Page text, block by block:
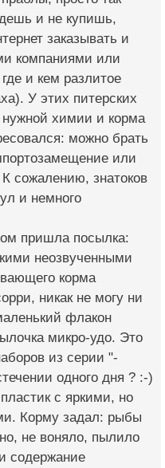
и не купишь,
заказывать и
компаниями или
и кем разлитое
У этих питерских
нужной химии и корма
можно брать
или
К сожалению, знатоков
и немного
пришла посылка:
неозвученными
корма
никак не могу ни
флакон
микро-удо. Это
из серии "-
одного дня ? :-)
с яркими, но
Корму задал: рыбы
не воняло, пылило
содержание